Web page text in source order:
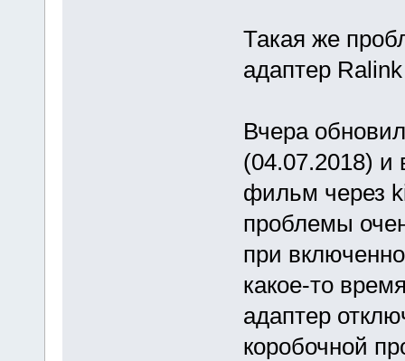
Такая же
адаптер
Вчера
(04.07.2018) и
фильм через
проблемы
при
какое-то
адаптер
коробочной